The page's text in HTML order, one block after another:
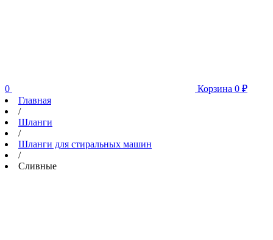
0 Корзина 0 ₽
Главная
/
Шланги
/
Шланги для стиральных машин
/
Сливные